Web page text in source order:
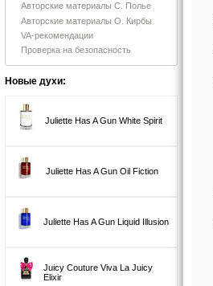
Авторские материалы С. Полье
Авторские материалы О. Кирбы
VA-рекомендации
Проверка на безопасность
Новые духи:
Juliette Has A Gun White Spirit
Juliette Has A Gun Oil Fiction
Juliette Has A Gun Liquid Illusion
Juicy Couture Viva La Juicy
Elixir